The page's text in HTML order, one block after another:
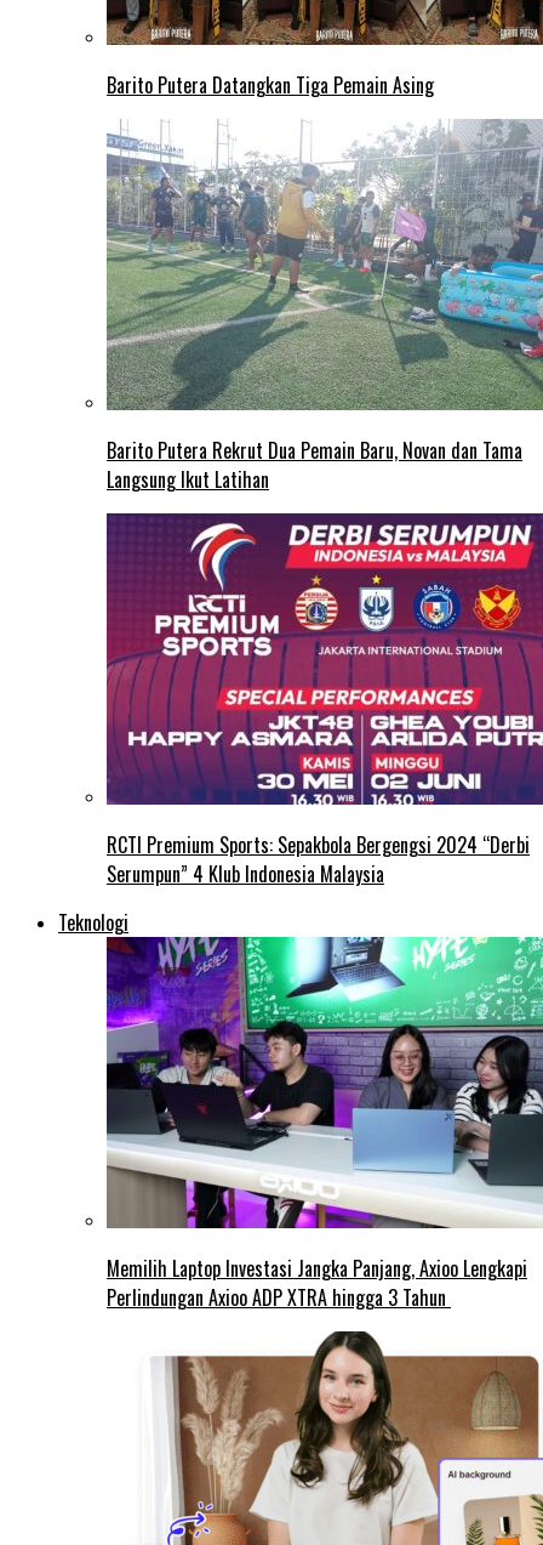
Barito Putera Datangkan Tiga Pemain Asing
Barito Putera Rekrut Dua Pemain Baru, Novan dan Tama
Langsung Ikut Latihan
RCTI Premium Sports: Sepakbola Bergengsi 2024 “Derbi
Serumpun” 4 Klub Indonesia Malaysia
Teknologi
Memilih Laptop Investasi Jangka Panjang, Axioo Lengkapi
Perlindungan Axioo ADP XTRA hingga 3 Tahun